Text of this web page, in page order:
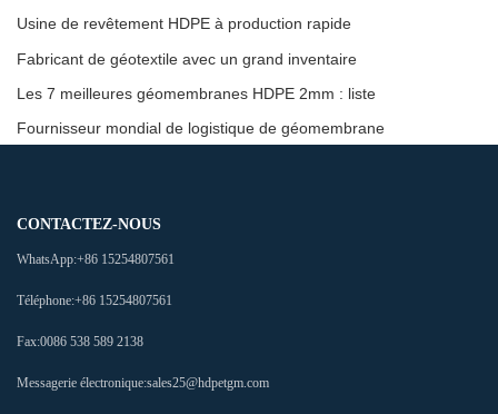
Usine de revêtement HDPE à production rapide
Fabricant de géotextile avec un grand inventaire
Les 7 meilleures géomembranes HDPE 2mm : liste
Fournisseur mondial de logistique de géomembrane
CONTACTEZ-NOUS
WhatsApp:+86 15254807561
Téléphone:+86 15254807561
Fax:0086 538 589 2138
Messagerie électronique:sales25@hdpetgm.com